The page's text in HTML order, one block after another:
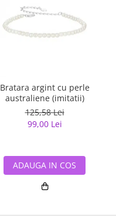
Bratara argint cu perle
australiene (imitatii)
125,58 Lei
99,00 Lei
ADAUGA IN COS